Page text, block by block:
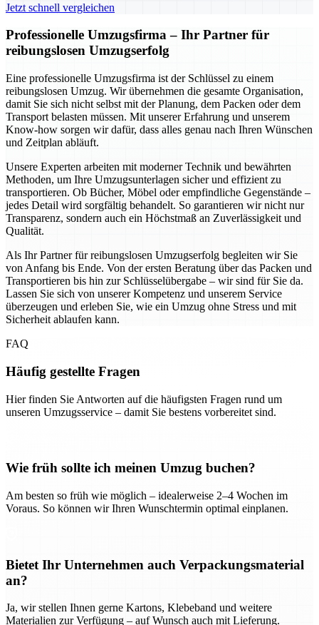
Jetzt schnell vergleichen
Professionelle Umzugsfirma – Ihr Partner für
reibungslosen Umzugserfolg
Eine professionelle Umzugsfirma ist der Schlüssel zu einem
reibungslosen Umzug. Wir übernehmen die gesamte Organisation,
damit Sie sich nicht selbst mit der Planung, dem Packen oder dem
Transport belasten müssen. Mit unserer Erfahrung und unserem
Know-how sorgen wir dafür, dass alles genau nach Ihren Wünschen
und Zeitplan abläuft.
Unsere Experten arbeiten mit moderner Technik und bewährten
Methoden, um Ihre Umzugsunterlagen sicher und effizient zu
transportieren. Ob Bücher, Möbel oder empfindliche Gegenstände –
jedes Detail wird sorgfältig behandelt. So garantieren wir nicht nur
Transparenz, sondern auch ein Höchstmaß an Zuverlässigkeit und
Qualität.
Als Ihr Partner für reibungslosen Umzugserfolg begleiten wir Sie
von Anfang bis Ende. Von der ersten Beratung über das Packen und
Transportieren bis hin zur Schlüsselübergabe – wir sind für Sie da.
Lassen Sie sich von unserer Kompetenz und unserem Service
überzeugen und erleben Sie, wie ein Umzug ohne Stress und mit
Sicherheit ablaufen kann.
FAQ
Häufig gestellte Fragen
Hier finden Sie Antworten auf die häufigsten Fragen rund um
unseren Umzugsservice – damit Sie bestens vorbereitet sind.
Wie früh sollte ich meinen Umzug buchen?
Am besten so früh wie möglich – idealerweise 2–4 Wochen im
Voraus. So können wir Ihren Wunschtermin optimal einplanen.
Bietet Ihr Unternehmen auch Verpackungsmaterial
an?
Ja, wir stellen Ihnen gerne Kartons, Klebeband und weitere
Materialien zur Verfügung – auf Wunsch auch mit Lieferung.